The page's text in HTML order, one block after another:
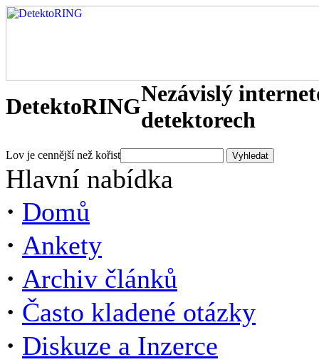
DetektoRINGNezávislý
detektorech
Lov je cennější než kořist
Hlavní nabídka
· Domů
· Ankety
· Archiv článků
· Často kladené otázky
· Diskuze a Inzerce